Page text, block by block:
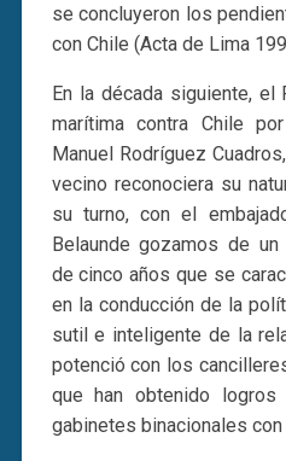
se concluyeron los
con Chile (Acta de Lima
En la década siguiente,
marítima contra Chile
Manuel Rodríguez
vecino reconociera su
su turno, con el
Belaunde gozamos de
de cinco años que se
en la conducción de la
sutil e inteligente de la
potenció con los
que han obtenido logros
gabinetes binacionales